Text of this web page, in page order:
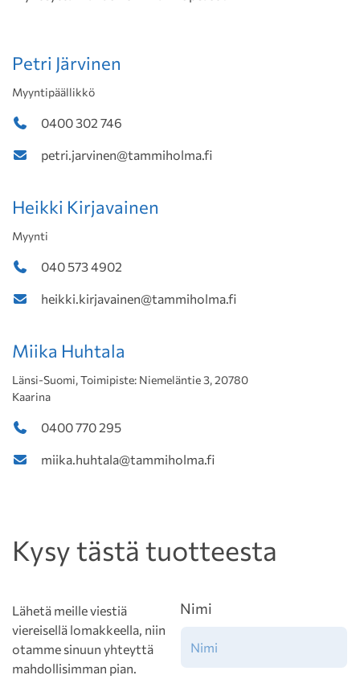
Petri Järvinen
Myyntipäällikkö
0400 302 746
petri.jarvinen@tammiholma.fi
Heikki Kirjavainen
Myynti
040 573 4902
heikki.kirjavainen@tammiholma.fi
Miika Huhtala
Länsi-Suomi, Toimipiste: Niemeläntie 3, 20780
Kaarina
0400 770 295
miika.huhtala@tammiholma.fi
Kysy tästä tuotteesta
Lähetä meille viestiä
viereisellä lomakkeella, niin
otamme sinuun yhteyttä
mahdollisimman pian.
Nimi